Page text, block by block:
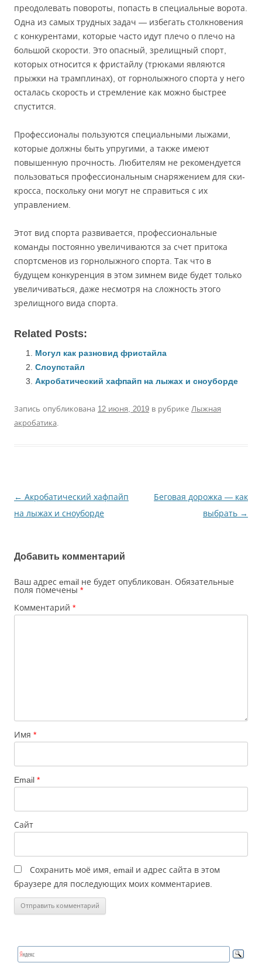
преодолевать повороты, попасть в специальные ворота.
Одна из самых трудных задач — избегать столкновения
с конкурентами, которые часто идут плечо о плечо на
большой скорости. Это опасный, зрелищный спорт,
которых относится к фристайлу (трюками являются
прыжки на трамплинах), от горнолыжного спорта у него
осталась скорость и стремление как можно быстрее
спустится.
Профессионалы пользуются специальными лыжами,
которые должны быть упругими, а также имеют
повышенную прочность. Любителям не рекомендуется
пользоваться профессиональным снаряжением для ски-
кросса, поскольку они могут не справиться с их
управлением.
Этот вид спорта развивается, профессиональные
команды постоянно увеличиваются за счет притока
спортсменов из горнолыжного спорта. Так что в
будущем конкуренция в этом зимнем виде будет только
увеличиваться, даже несмотря на сложность этого
зрелищного вида спорта.
Related Posts:
Могул как разновид фристайла
Слоупстайл
Акробатический хафпайп на лыжах и сноуборде
Запись опубликована 12 июня, 2019 в рубрике Лыжная
акробатика.
Навигация
по
← Акробатический хафпайп
на лыжах и сноуборде
Беговая дорожка — как
выбрать →
Добавить комментарий
Ваш адрес email не будет опубликован. Обязательные
поля помечены *
Комментарий *
Имя *
Email *
Сайт
Сохранить моё имя, email и адрес сайта в этом
браузере для последующих моих комментариев.